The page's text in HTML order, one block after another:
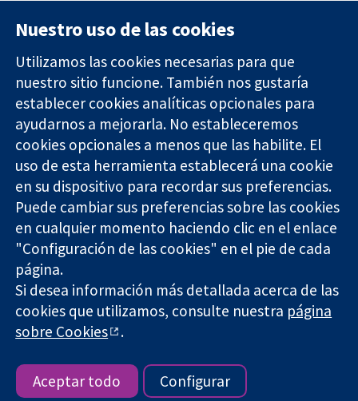
Evidencia fiable.
Decisiones
informadas.
Mejor salud.
11-13 Cavendish
Square
Londres
W1G 0AN
Reino Unido
Contacto
Noticias
Prensa
Sobre
nosotros
Empleo
Cochrane
Library
The Cochrane Collaboration is a charity (no. 1045921) and a
company limited by guarantee (no. 03044323) registered in
England & Wales. VAT registration number GB 718 2127 49.
Copyright © 2026 The Cochrane Collaboration
Términos y condiciones del sitio web|Responsabilidades
Privacidad|Política de cookies|Configuración de cookies
Nuestro uso de las cookies
Utilizamos las cookies necesarias para que
nuestro sitio funcione. También nos gustaría
establecer cookies analíticas opcionales para
ayudarnos a mejorarla. No estableceremos
cookies opcionales a menos que las habilite. El
uso de esta herramienta establecerá una cookie
en su dispositivo para recordar sus preferencias.
Puede cambiar sus preferencias sobre las cookies
en cualquier momento haciendo clic en el enlace
"Configuración de las cookies" en el pie de cada
página.
Si desea información más detallada acerca de las
cookies que utilizamos, consulte nuestra página
sobre Cookies
.
Aceptar todo Configurar